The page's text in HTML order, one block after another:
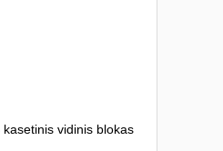
vidinis blokas